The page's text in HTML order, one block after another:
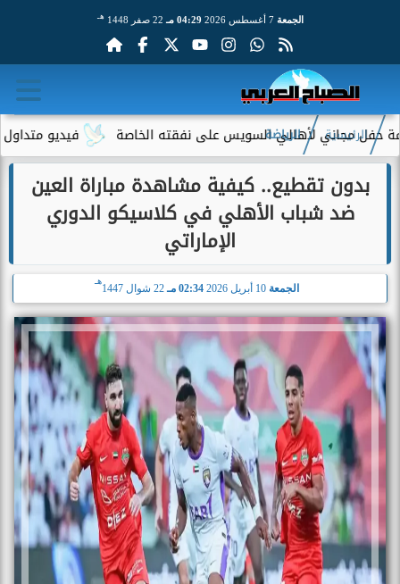
الجمعة 7 أغسطس 2026 04:29 مـ 22 صفر 1448 هـ
فيديو متداول لسيدة لأهالي السويس على نفقته الخاصة
الرئيسية الرياضة
بدون تقطيع.. كيفية مشاهدة مباراة العين
ضد شباب الأهلي في كلاسيكو الدوري
الإماراتي
الجمعة 10 أبريل 2026 02:34 مـ 22 شوال 1447
هـ